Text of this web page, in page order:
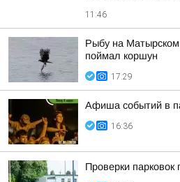
11:46
Рыбу на
поймал коршун
17:29
Афиша событий в
16:36
Проверки